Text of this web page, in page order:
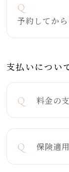
Q
予約してか
支払いについ
Q 料金の
Q 保険適